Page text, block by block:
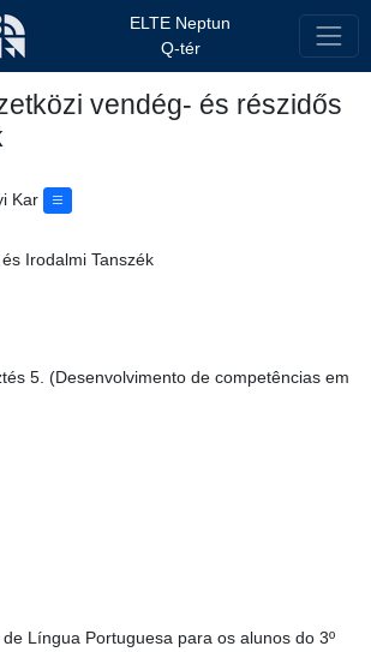
ELTE Neptun
Q-tér
vendég- és részidős
Kar
Irodalmi Tanszék
5. (Desenvolvimento de competências em
Língua Portuguesa para os alunos do 3º